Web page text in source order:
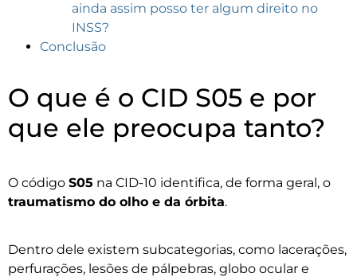
ainda assim posso ter algum direito no
INSS?
Conclusão
O que é o CID S05 e por
que ele preocupa tanto?
O código S05 na CID-10 identifica, de forma geral, o
traumatismo do olho e da órbita.
Dentro dele existem subcategorias, como lacerações,
perfurações, lesões de pálpebras, globo ocular e